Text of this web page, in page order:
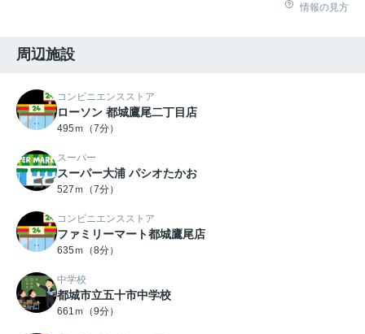
情報の見方
周辺施設
コンビニエンスストア
ローソン 都城鷹尾二丁目店
495ｍ（7分）
スーパー
スーパー大浦 パシオたかお
527ｍ（7分）
コンビニエンスストア
ファミリーマート都城鷹尾店
635ｍ（8分）
中学校
都城市立五十市中学校
661ｍ（9分）